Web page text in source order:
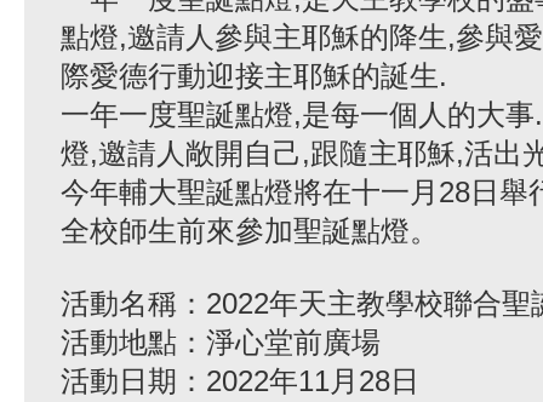
點燈,邀請人參與主耶穌的降生,參與
際愛德行動迎接主耶穌的誕生.
一年一度聖誕點燈,是每一個人的大
燈,邀請人敞開自己,跟隨主耶穌,活出
今年輔大聖誕點燈將在十一月28日舉
全校師生前來參加聖誕點燈。
活動名稱：2022年天主教學校聯合聖
活動地點：淨心堂前廣場
活動日期：2022年11月28日